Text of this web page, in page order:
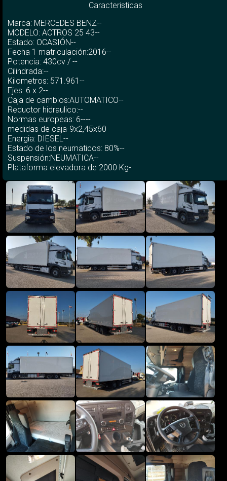
Caracteristicas
Marca: MERCEDES BENZ--
MODELO: ACTROS 25 43--
Estado: OCASIÓN--
Fecha 1 matriculación:2016--
Potencia: 430cv / --
Cilindrada:--
Kilometros: 571.961--
Ejes: 6 x 2--
Caja de cambios:AUTOMATICO--
Reductor hidraulico:--
Normas europeas: 6----
medidas de caja-9x2,45x60
Energia: DIESEL--
Estado de los neumaticos: 80%--
Suspensión:NEUMATICA--
Plataforma elevadora de 2000 Kg-